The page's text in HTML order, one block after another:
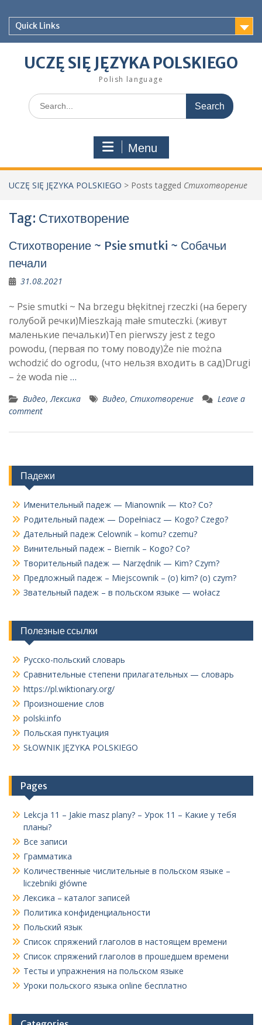
contentQuick Links
UCZĘ SIĘ JĘZYKA POLSKIEGO
Polish language
Search
for:
Menu
UCZĘ SIĘ JĘZYKA POLSKIEGO > Posts tagged Стихотворение
Tag: Стихотворение
Стихотворение ~ Psie smutki ~ Собачьи
печали
31.08.2021
~ Psie smutki ~ Na brzegu błękitnej rzeczki (на берегу
голубой речки)Mieszkają małe smuteczki. (живут
маленькие печальки)Ten pierwszy jest z tego
powodu, (первая по тому поводу)Że nie można
wchodzić do ogrodu, (что нельзя входить в сад)Drugi
– że woda nie …
Видео,Лексика Видео, Стихотворение
Leave a
comment
Падежи
Именительный падеж — Mianownik — Kto? Co?
Родительный падеж — Dopełniacz — Kogo? Czego?
Дательный падеж Celownik – komu? czemu?
Винительный падеж – Biernik – Kogo? Co?
Творительный падеж — Narzędnik — Kim? Czym?
Предложный падеж – Miejscownik – (o) kim? (o) czym?
Звательный падеж – в польском языке — wołacz
Полезные ссылки
Русско-польский словарь
Сравнительные степени прилагательных — словарь
https://pl.wiktionary.org/
Произношение слов
polski.info
Польская пунктуация
SŁOWNIK JĘZYKA POLSKIEGO
Pages
Lekcja 11 – Jakie masz plany? – Урок 11 – Какие у тебя
планы?
Все записи
Грамматика
Количественные числительные в польском языке –
liczebniki główne
Лексика – каталог записей
Политика конфиденциальности
Польский язык
Список спряжений глаголов в настоящем времени
Список спряжений глаголов в прошедшем времени
Тесты и упражнения на польском языке
Уроки польского языка online бесплатно